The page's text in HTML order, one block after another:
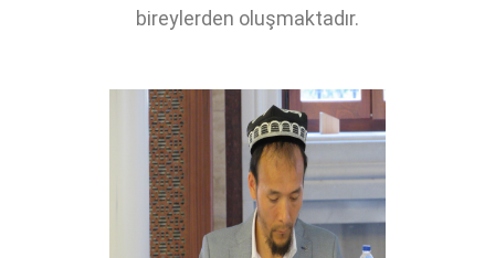
bireylerden oluşmaktadır.